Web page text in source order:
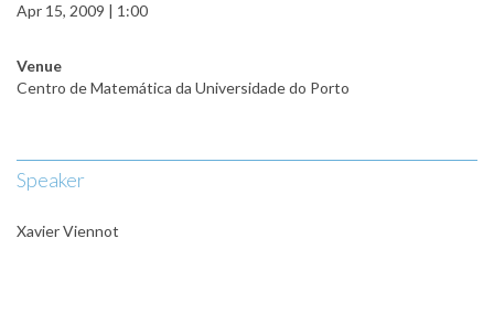
Apr 15, 2009 | 1:00
Venue
Centro de Matemática da Universidade do Porto
Speaker
Xavier Viennot